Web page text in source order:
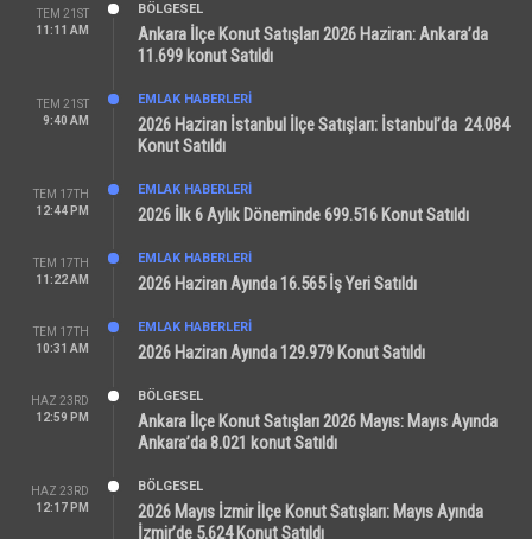
TEM 21ST
11:11 AM
BÖLGESEL
Ankara İlçe Konut Satışları 2026 Haziran: Ankara’da
11.699 konut Satıldı
TEM 21ST
9:40 AM
EMLAK HABERLERI
2026 Haziran İstanbul İlçe Satışları: İstanbul’da 24.084
Konut Satıldı
TEM 17TH
12:44 PM
EMLAK HABERLERI
2026 İlk 6 Aylık Döneminde 699.516 Konut Satıldı
TEM 17TH
11:22 AM
EMLAK HABERLERI
2026 Haziran Ayında 16.565 İş Yeri Satıldı
TEM 17TH
10:31 AM
EMLAK HABERLERI
2026 Haziran Ayında 129.979 Konut Satıldı
HAZ 23RD
12:59 PM
BÖLGESEL
Ankara İlçe Konut Satışları 2026 Mayıs: Mayıs Ayında
Ankara’da 8.021 konut Satıldı
HAZ 23RD
12:17 PM
BÖLGESEL
2026 Mayıs İzmir İlçe Konut Satışları: Mayıs Ayında
İzmir’de 5.624 Konut Satıldı